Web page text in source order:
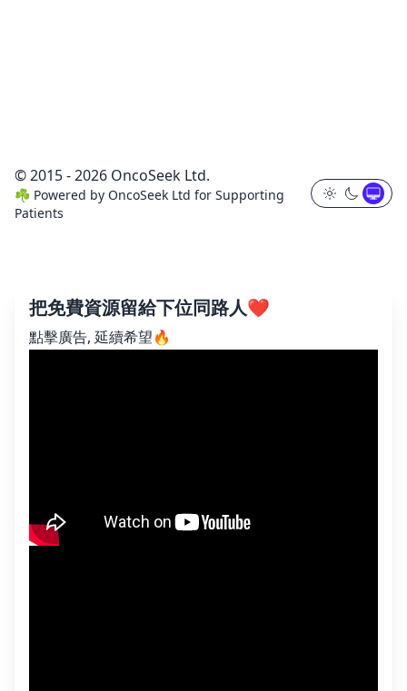
© 2015 - 2026 OncoSeek Ltd.
☘️ Powered by OncoSeek Ltd for Supporting
Patients
把免費資源留給下位同路人❤️
點擊廣告, 延續希望🔥